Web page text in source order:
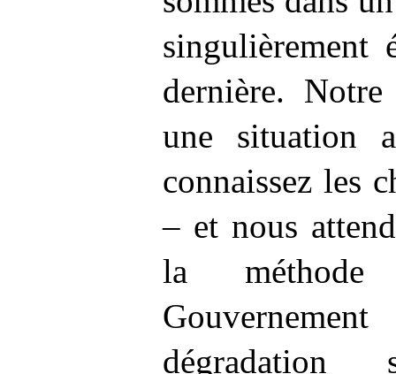
singulièrement
dernière.
une situation
connaissez les
– et nous
la
dégradation